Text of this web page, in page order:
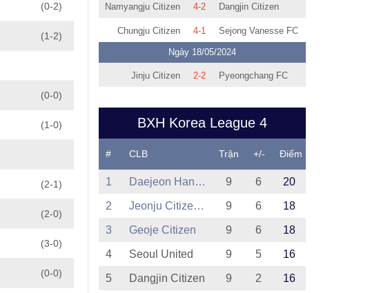
(0-2)
(1-2)
(0-0)
(1-0)
(2-1)
(2-0)
(3-0)
(0-0)
Namyangju Citizen 4-2 Dangjin Citizen
Chungju Citizen 4-1 Sejong Vanesse FC
Ngày 18/05/2024
Jinju Citizen 2-2 Pyeongchang FC
BXH Korea League 4
# CLB Trận +/- Điểm
1 Daejeon Hana Citizen II 9 6 20
2 Jeonju Citizen FC 9 6 18
3 Geoje Citizen 9 6 18
4 Seoul United 9 5 16
5 Dangjin Citizen 9 2 16